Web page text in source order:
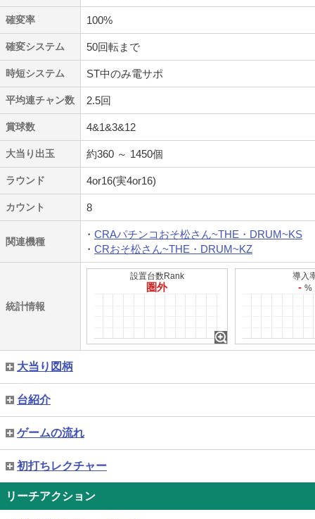
確変率 100%
確変システム 50回転まで
時短システム ST中のみ電サポ
平均連チャン数 2.5回
賞球数 4&1&3&12
大当り出玉 約360 ～ 1450個
ラウンド 4or16(実4or16)
カウント 8
関連機種
CRAパチンコおそ松さん~THE・DRUM~KS
CRおそ松さん~THE・DRUM~KZ
統計情報
設置台数Rank
圏外
導入
-%
大当り図柄
台紹介
ゲームの流れ
初打ちレクチャー
リーチアクション